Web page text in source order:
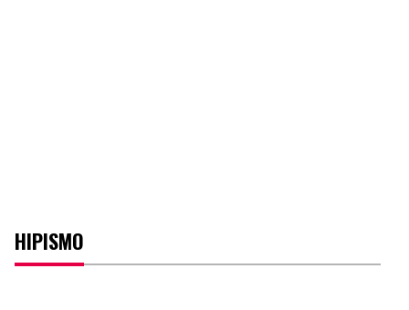
HIPISMO